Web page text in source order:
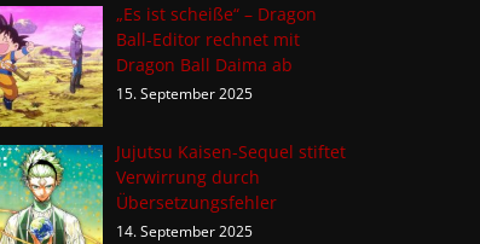
„Es ist scheiße“ – Dragon
Ball-Editor rechnet mit
Dragon Ball Daima ab
15. September 2025
Jujutsu Kaisen-Sequel stiftet
Verwirrung durch
Übersetzungsfehler
14. September 2025